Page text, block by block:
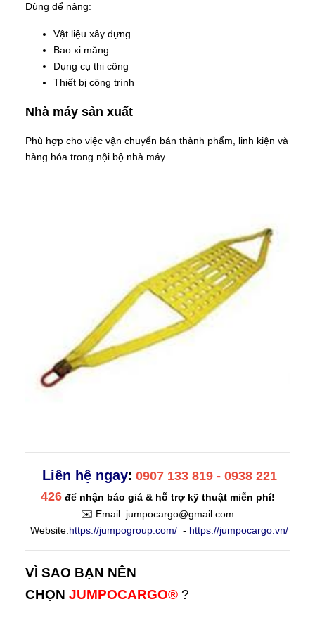
Dùng để nâng:
Vật liệu xây dựng
Bao xi măng
Dụng cụ thi công
Thiết bị công trình
Nhà máy sản xuất
Phù hợp cho việc vận chuyển bán thành phẩm, linh kiện và
hàng hóa trong nội bộ nhà máy.
Liên hệ ngay: 0907 133 819 - 0938 221
426 để nhận báo giá & hỗ trợ kỹ thuật miễn phí!
✉️ Email: jumpocargo@gmail.com
Website:https://jumpogroup.com/- https://jumpocargo.vn/
VÌ SAO BẠN NÊN
CHỌN JUMPOCARGO® ?